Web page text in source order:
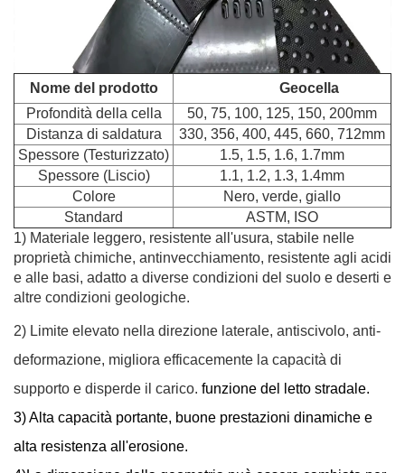
Nome del prodotto
Geocella
Profondità della cella
50, 75, 100, 125, 150, 200mm
Distanza di saldatura
330, 356, 400, 445, 660, 712mm
Spessore (Testurizzato)
1.5, 1.5, 1.6, 1.7mm
Spessore (Liscio)
1.1, 1.2, 1.3, 1.4mm
Colore
Nero, verde, giallo
Standard
ASTM, ISO
1) Materiale leggero, resistente all'usura, stabile nelle
proprietà chimiche, antinvecchiamento, resistente agli acidi
e alle basi, adatto a diverse condizioni del suolo e deserti e
altre condizioni geologiche.
2) Limite elevato nella direzione laterale, antiscivolo, anti-
deformazione, migliora efficacemente la capacità di
supporto e disperde il carico. funzione del letto stradale.
3) Alta capacità portante, buone prestazioni dinamiche e
alta resistenza all'erosione.